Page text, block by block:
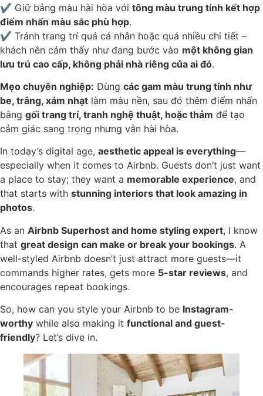
✔ Giữ bảng màu hài hòa với tông màu trung tính kết hợp
điểm nhấn màu sắc phù hợp.
✔ Tránh trang trí quá cá nhân hoặc quá nhiều chi tiết –
khách nên cảm thấy như đang bước vào một không gian
lưu trú cao cấp, không phải nhà riêng của ai đó.
Mẹo chuyên nghiệp: Dùng các gam màu trung tính như
be, trắng, xám nhạt làm màu nền, sau đó thêm điểm nhấn
bằng gối trang trí, tranh nghệ thuật, hoặc thảm để tạo
cảm giác sang trọng nhưng vẫn hài hòa.
In today’s digital age, aesthetic appeal is everything—
especially when it comes to Airbnb. Guests don’t just want
a place to stay; they want a memorable experience, and
that starts with stunning interiors that look amazing in
photos.
As an Airbnb Superhost and home styling expert, I know
that great design can make or break your bookings. A
well-styled Airbnb doesn’t just attract more guests—it
commands higher rates, gets more 5-star reviews, and
encourages repeat bookings.
So, how can you style your Airbnb to be Instagram-
worthy while also making it functional and guest-
friendly? Let’s dive in.